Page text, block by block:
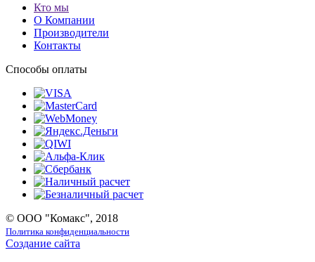
Кто мы
О Компании
Производители
Контакты
Способы оплаты
© ООО "Комакс", 2018
Политика конфиденциальности
Создание сайта